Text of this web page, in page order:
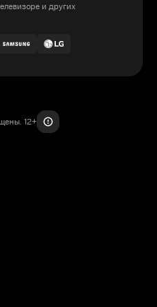
и других
12+